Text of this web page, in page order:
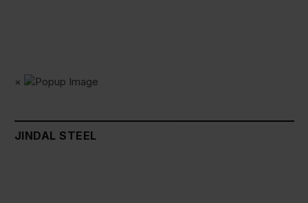
×
JINDAL STEEL